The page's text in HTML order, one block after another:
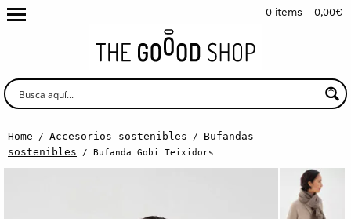
0 items - 0,00€
Home / Accesorios sostenibles / Bufandas
sostenibles / Bufanda Gobi Teixidors